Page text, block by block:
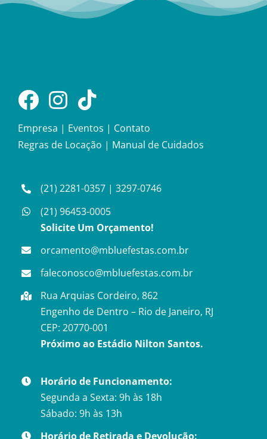
Empresa | Eventos | Contato
Regras de Locação | Manual de Cuidados
(21) 2281-0357 |3297-0746
(21) 96453-0005
Solicite Um Orçamento!
orcamento@mbluefestas.com.br
faleconosco@mbluefestas.com.br
Rua Arquias Cordeiro, 862
Engenho de Dentro – Rio de Janeiro, RJ
CEP: 20770-001
Próximo ao Estádio Nilton Santos.
Horário de Funcionamento:
Segunda a Sexta: 9h às 18h
Sábado: 9h às 13h
Horário de Retirada e Devolução: